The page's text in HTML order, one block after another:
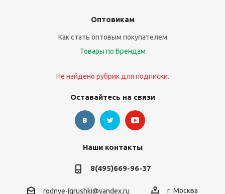
Оптовикам
Как стать оптовым покупателем
Товары по Брендам
Не найдено рубрик для подписки.
Оставайтесь на связи
Наши контакты
8(495)669-96-37
rodnye-igrushki@yandex.ru г. Москва